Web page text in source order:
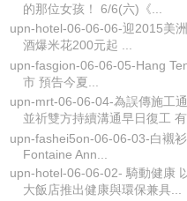
的那位女孩！ 6/6(六)《...
upn-hotel-06-06-06-迎2015美
酒爆米花200元起 ...
upn-fasgion-06-06-05-Hang
市 預告今夏...
upn-mrt-06-06-04-為誤傳施工
並祈雙方持續溝通早日復工
upn-fashei5on-06-06-03-白襯
Fontaine Ann...
upn-hotel-06-06-02- 騎動健康
大飯店推出健康與環保兼具...